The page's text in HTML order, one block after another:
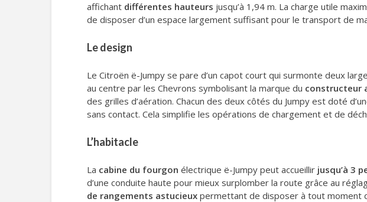
affichant différentes hauteurs jusqu’à 1,94 m. La charge utile
de disposer d’un espace largement suffisant pour le transport de
Le design
Le Citroën ë-Jumpy se pare d’un capot court qui surmonte deux
au centre par les Chevrons symbolisant la marque du constructeur
des grilles d’aération. Chacun des deux côtés du Jumpy est doté
sans contact. Cela simplifie les opérations de chargement et de
L’habitacle
La cabine du fourgon électrique ë-Jumpy peut accueillir jusqu’à 3
d’une conduite haute pour mieux surplomber la route grâce au
de rangements astucieux permettant de disposer à tout moment